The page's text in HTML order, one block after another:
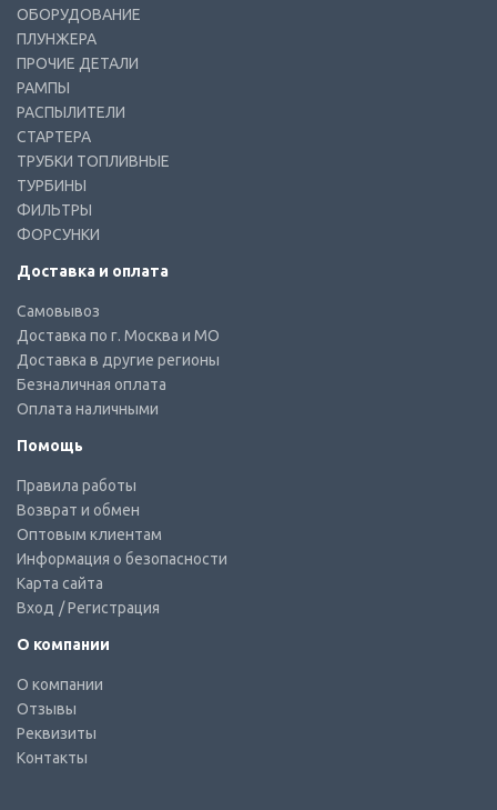
ОБОРУДОВАНИЕ
ПЛУНЖЕРА
ПРОЧИЕ ДЕТАЛИ
РАМПЫ
РАСПЫЛИТЕЛИ
СТАРТЕРА
ТРУБКИ ТОПЛИВНЫЕ
ТУРБИНЫ
ФИЛЬТРЫ
ФОРСУНКИ
Доставка и оплата
Самовывоз
Доставка по г. Москва и МО
Доставка в другие регионы
Безналичная оплата
Оплата наличными
Помощь
Правила работы
Возврат и обмен
Оптовым клиентам
Информация о безопасности
Карта сайта
Вход / Регистрация
О компании
О компании
Отзывы
Реквизиты
Контакты